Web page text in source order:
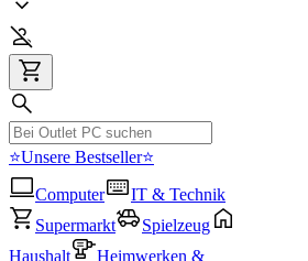
⭐Unsere Bestseller⭐
Computer
IT & Technik
Supermarkt
Spielzeug
Haushalt
Heimwerken &